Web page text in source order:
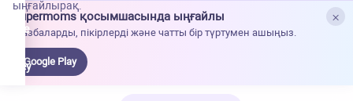
×
Supermoms қосымшасында ыңғайлы
Жазбаларды, пікірлерді және чатты бір түртумен ашыңыз.
Google Play
ыңғайлырақ.